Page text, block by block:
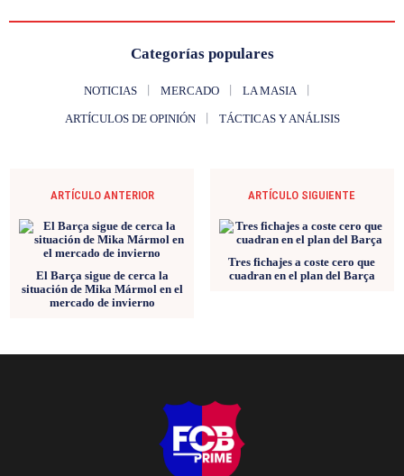
Categorías populares
NOTICIAS MERCADO LA MASIA
ARTÍCULOS DE OPINIÓN TÁCTICAS Y ANÁLISIS
ARTÍCULO ANTERIOR
El Barça sigue de cerca la
situación de Mika Mármol en el
mercado de invierno
ARTÍCULO SIGUIENTE
Tres fichajes a coste cero que
cuadran en el plan del Barça